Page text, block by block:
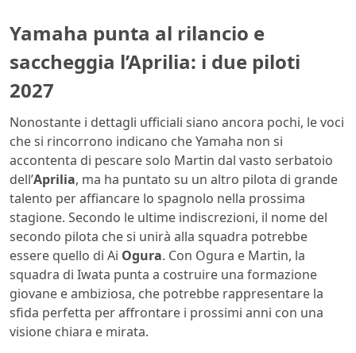
Yamaha punta al rilancio e
saccheggia l’Aprilia: i due piloti
2027
Nonostante i dettagli ufficiali siano ancora pochi, le voci
che si rincorrono indicano che Yamaha non si
accontenta di pescare solo Martin dal vasto serbatoio
dell’Aprilia, ma ha puntato su un altro pilota di grande
talento per affiancare lo spagnolo nella prossima
stagione. Secondo le ultime indiscrezioni, il nome del
secondo pilota che si unirà alla squadra potrebbe
essere quello di Ai Ogura. Con Ogura e Martin, la
squadra di Iwata punta a costruire una formazione
giovane e ambiziosa, che potrebbe rappresentare la
sfida perfetta per affrontare i prossimi anni con una
visione chiara e mirata.